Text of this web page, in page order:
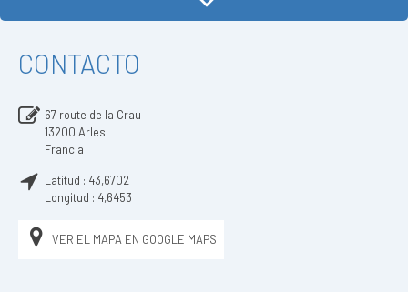
CONTACTO
67 route de la Crau
13200 Arles
Francia
Latitud : 43,6702
Longitud : 4,6453
VER EL MAPA EN GOOGLE MAPS